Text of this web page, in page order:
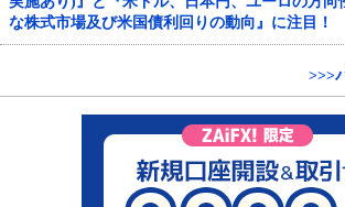
な株式市場及び米国債利回りの動向』に注目！
>>>